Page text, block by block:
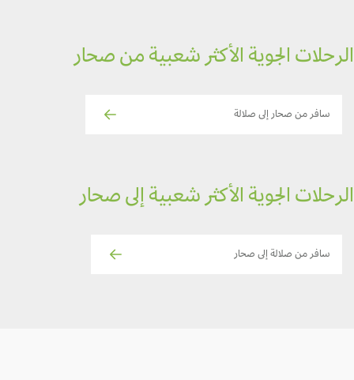
الجوية الأكثر شعبية من صحار
سافر من صحار إلى صلالة
الجوية الأكثر شعبية إلى صحار
سافر من صلالة إلى صحار